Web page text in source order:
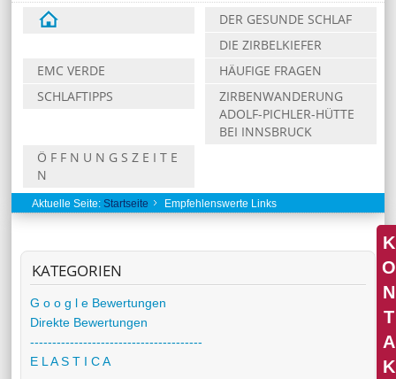
DER GESUNDE SCHLAF
DIE ZIRBELKIEFER
EMC VERDE
HÄUFIGE FRAGEN
SCHLAFTIPPS
ZIRBENWANDERUNG
ADOLF-PICHLER-HÜTTE
BEI INNSBRUCK
Ö F F N U N G S Z E I T E
N
Aktuelle Seite:Startseite Empfehlenswerte Links
KATEGORIEN
G o o g l e Bewertungen
Direkte Bewertungen
---------------------------------------
E L A S T I C A
K
O
N
T
A
K